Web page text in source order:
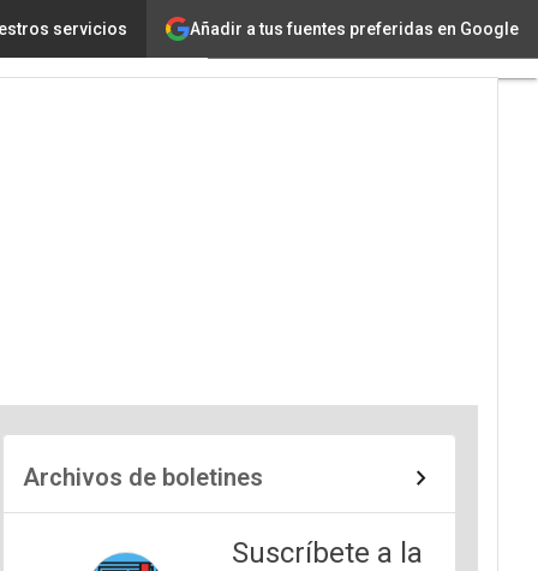
Añadir a tus fuentes preferidas en Google
servicios
Archivos de boletines
Suscríbete a la